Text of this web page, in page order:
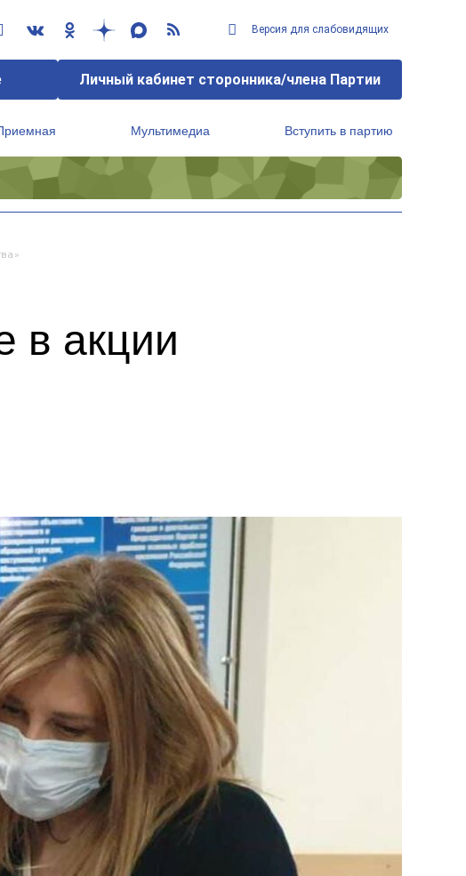
Версия для слабовидящих
Личный кабинет сторонника/члена Партии
Мультимедиа Вступить в партию
в акции